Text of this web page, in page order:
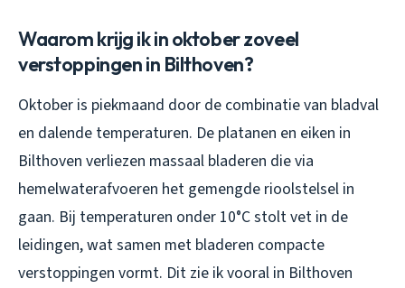
Waarom krijg ik in oktober zoveel
verstoppingen in Bilthoven?
Oktober is piekmaand door de combinatie van bladval
en dalende temperaturen. De platanen en eiken in
Bilthoven verliezen massaal bladeren die via
hemelwaterafvoeren het gemengde rioolstelsel in
gaan. Bij temperaturen onder 10°C stolt vet in de
leidingen, wat samen met bladeren compacte
verstoppingen vormt. Dit zie ik vooral in Bilthoven